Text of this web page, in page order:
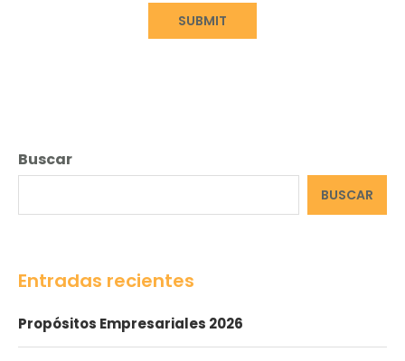
Buscar
BUSCAR
Entradas recientes
Propósitos Empresariales 2026